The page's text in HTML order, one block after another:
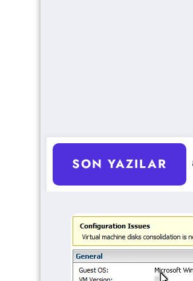
SON YAZILAR
Sunucularda UEFI Ayarlarını